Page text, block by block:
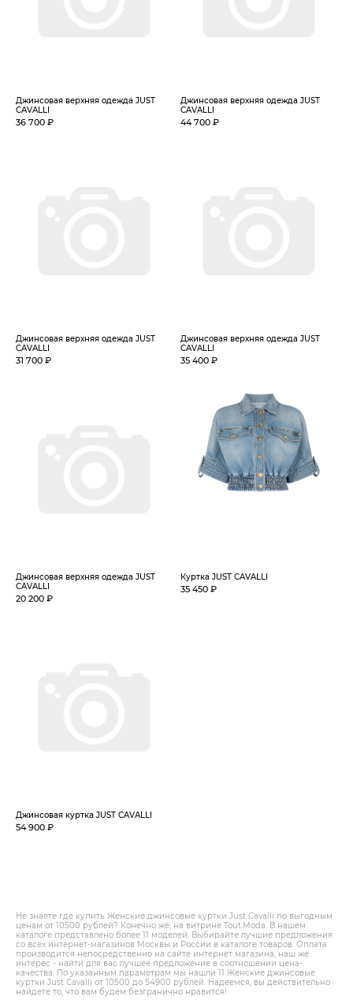
Джинсовая верхняя одежда JUST
CAVALLI
36 700 ₽
Джинсовая верхняя одежда JUST
CAVALLI
44 700 ₽
Джинсовая верхняя одежда JUST
CAVALLI
31 700 ₽
Джинсовая верхняя одежда JUST
CAVALLI
35 400 ₽
Джинсовая верхняя одежда JUST
CAVALLI
20 200 ₽
Куртка JUST CAVALLI
35 450 ₽
Джинсовая куртка JUST CAVALLI
54 900 ₽
Не знаете где купить Женские джинсовые куртки Just Cavalli по выгодным
ценам от 10500 рублей? Конечно же, на витрине Tout.Modа. В нашем
каталоге представлено более 11 моделей. Выбирайте лучшие предложения
со всех интернет-магазинов Москвы и России в каталоге товаров. Оплата
производится непосредственно на сайте интернет магазина, наш же
интерес - найти для вас лучшее предложение в соотношении цена-
качества. По указанным параметрам мы нашли 11 Женские джинсовые
куртки Just Cavalli от 10500 до 54900 рублей. Надеемся, вы действительно
найдете то, что вам будем безгранично нравится!